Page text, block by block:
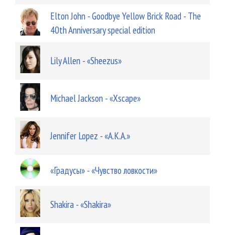
Elton John - Goodbye Yellow Brick Road - The
40th Anniversary special edition
Lily Allen - «Sheezus»
Michael Jackson - «Xscape»
Jennifer Lopez - «A.K.A.»
«Градусы» - «Чувство ловкости»
Shakira - «Shakira»